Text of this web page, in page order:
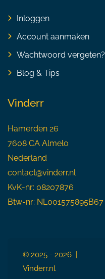
Inloggen
Account aanmaken
Wachtwoord vergeten?
Blog & Tips
Vinderr
Hamerden 26
7608 CA Almelo
Nederland
contact@vinderr.nl
KvK-nr: 08207876
Btw-nr: NL001575895B67
© 2025 - 2026 |
Vinderr.nl